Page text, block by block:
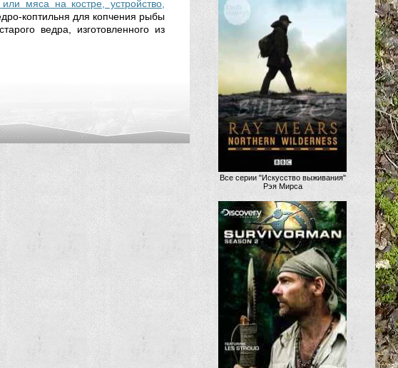
мяса на костре, устройство,
коптильня для копчения рыбы
ведра, изготовленного из
Все серии "Искусство выживания"
Рэя Мирса